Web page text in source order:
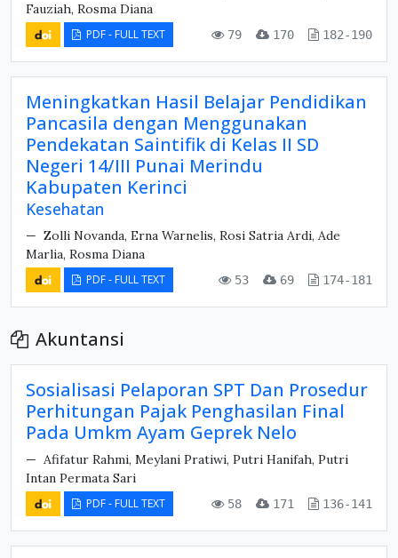
Fauziah, Rosma Diana
PDF - FULL TEXT 79 170 182-190
Meningkatkan Hasil Belajar Pendidikan
Pancasila dengan Menggunakan
Pendekatan Saintifik di Kelas II SD
Negeri 14/III Punai Merindu
Kabupaten Kerinci
Kesehatan
Zolli Novanda, Erna Warnelis, Rosi Satria Ardi, Ade
Marlia, Rosma Diana
PDF - FULL TEXT 53 69 174-181
Akuntansi
Sosialisasi Pelaporan SPT Dan Prosedur
Perhitungan Pajak Penghasilan Final
Pada Umkm Ayam Geprek Nelo
Afifatur Rahmi, Meylani Pratiwi, Putri Hanifah, Putri
Intan Permata Sari
PDF - FULL TEXT 58 171 136-141